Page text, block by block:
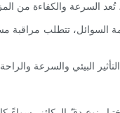
السوائل، تتطلب مراقبة